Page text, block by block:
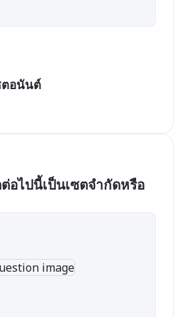
ตอนันต์
อไปนี้เป็นเซตจำกัดหรือ